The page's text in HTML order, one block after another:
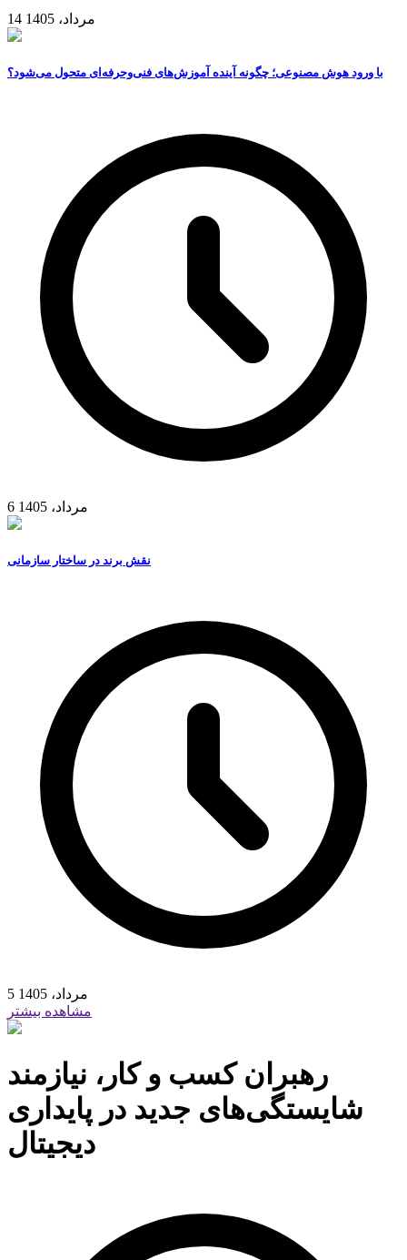
14 مرداد، 1405
با ورود هوش مصنوعی؛ چگونه آینده آموزش‌های فنی‌وحرفه‌ای متحول می‌شود؟
6 مرداد، 1405
نقش برند در ساختار سازمانی
5 مرداد، 1405
مشاهده بیشتر
رهبران کسب و کار، نیازمند
شایستگی‏‏‌های جدید در پایداری
دیجیتال